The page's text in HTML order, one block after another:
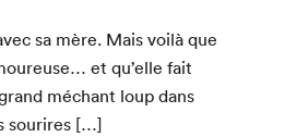
sa mère. Mais voilà que
et qu’elle fait
méchant loup dans
sourires […]